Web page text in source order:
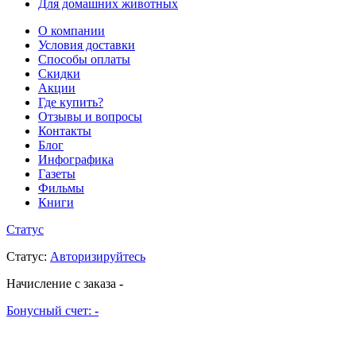
Для домашних животных
О компании
Условия доставки
Способы оплаты
Скидки
Акции
Где купить?
Отзывы и вопросы
Контакты
Блог
Инфографика
Газеты
Фильмы
Книги
Статус
Статус: Авторизируйтесь
Начисление с заказа -
Бонусный счет: -